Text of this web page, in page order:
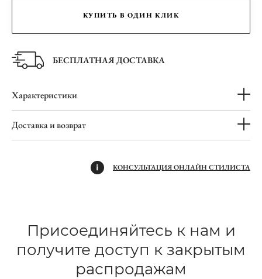
КУПИТЬ В ОДИН КЛИК
БЕСПЛАТНАЯ ДОСТАВКА
Характеристики
Доставка и возврат
КОНСУЛЬТАЦИЯ ОНЛАЙН СТИЛИСТА
Присоединяйтесь к нам и
получите доступ к закрытым
распродажам